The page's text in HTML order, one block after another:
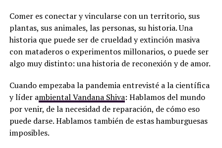
Comer es conectar y vincularse con un territorio, sus
plantas, sus animales, las personas, su historia. Una
historia que puede ser de crueldad y extinción masiva
con mataderos o experimentos millonarios, o puede ser
algo muy distinto: una historia de reconexión y de amor.
Cuando empezaba la pandemia entrevisté a la científica
y líder ambiental Vandana Shiva: Hablamos del mundo
por venir, de la necesidad de reparación, de cómo eso
puede darse. Hablamos también de estas hamburguesas
imposibles.